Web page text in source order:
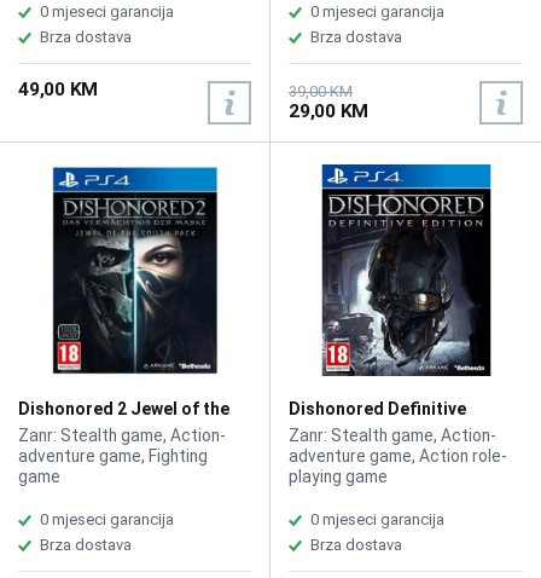
0 mjeseci garancija
Brza dostava
49,00 KM
0 mjeseci garancija
Brza dostava
39,00 KM
29,00 KM
Dishonored 2 Jewel of the
South Pack /PS4
Zanr: Stealth game, Action-
adventure game, Fighting
game
0 mjeseci garancija
Brza dostava
Dishonored Definitive
Edition /PS4
Zanr: Stealth game, Action-
adventure game, Action role-
playing game
0 mjeseci garancija
Brza dostava